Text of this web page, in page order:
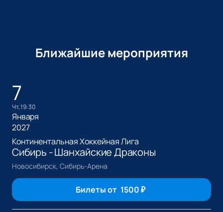
Ближайшие мероприятия
7
чт, 19:30
Января
2027
Континентальная Хоккейная Лига
Сибирь - Шанхайские Драконы
Новосибирск, Сибирь-Арена
Билеты от 1500₽